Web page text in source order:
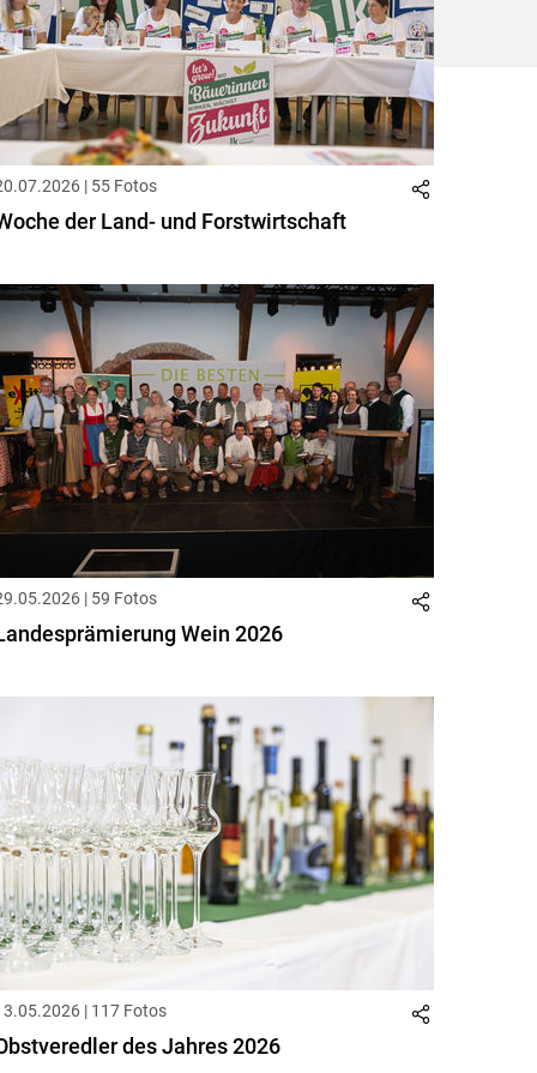
| 55 Fotos
der Land- und Forstwirtschaft
| 59 Fotos
Wein 2026
| 117 Fotos
des Jahres 2026